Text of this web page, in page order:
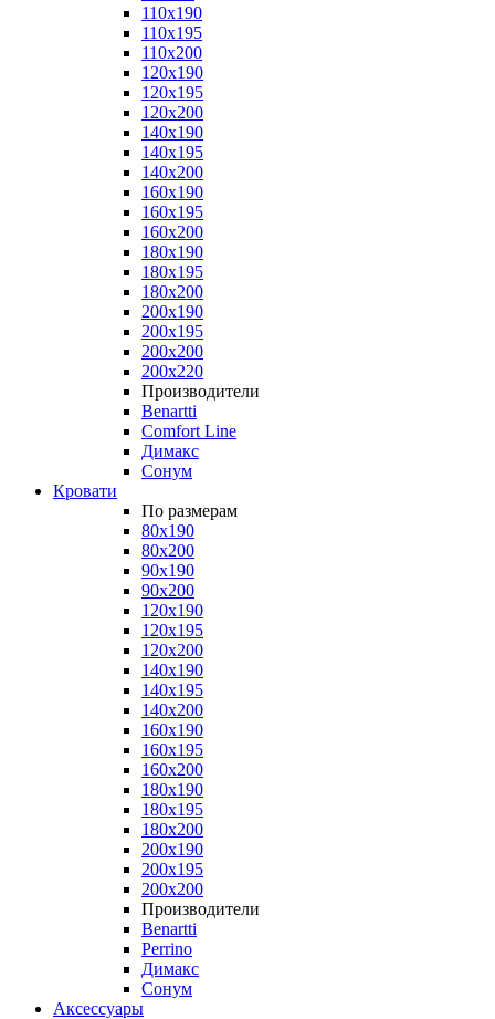
110x190
110x195
110x200
120x190
120x195
120x200
140x190
140x195
140x200
160x190
160x195
160x200
180x190
180x195
180x200
200x190
200x195
200x200
200x220
Производители
Benartti
Comfort Line
Димакс
Сонум
Кровати
По размерам
80x190
80x200
90x190
90x200
120x190
120x195
120x200
140x190
140x195
140x200
160x190
160x195
160x200
180x190
180x195
180x200
200x190
200x195
200x200
Производители
Benartti
Perrino
Димакс
Сонум
Аксессуары